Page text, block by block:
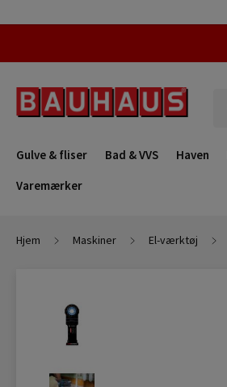
Gulve & fliser Bad & VVS Haven
Varemærker
Hjem Maskiner El-værktøj